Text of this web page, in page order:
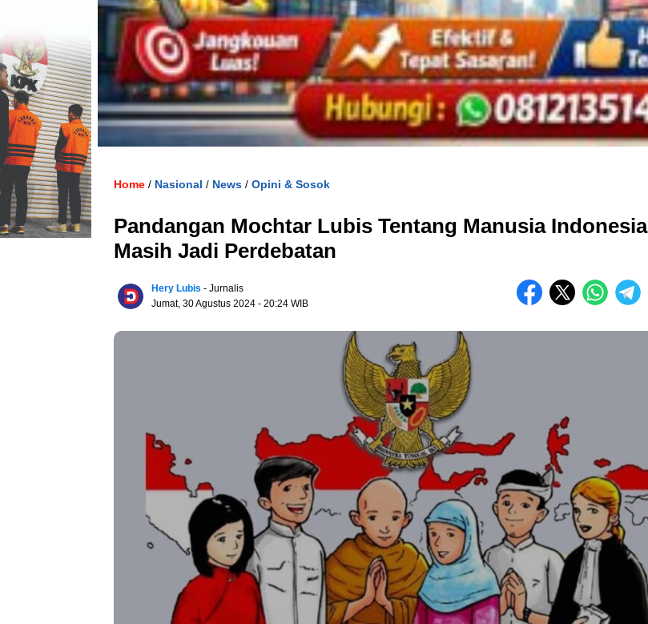
Home / Nasional / News / Opini & Sosok
Pandangan Mochtar Lubis Tentang Manusia Indonesia
Masih Jadi Perdebatan
Hery Lubis - Jurnalis
Jumat, 30 Agustus 2024 - 20:24 WIB